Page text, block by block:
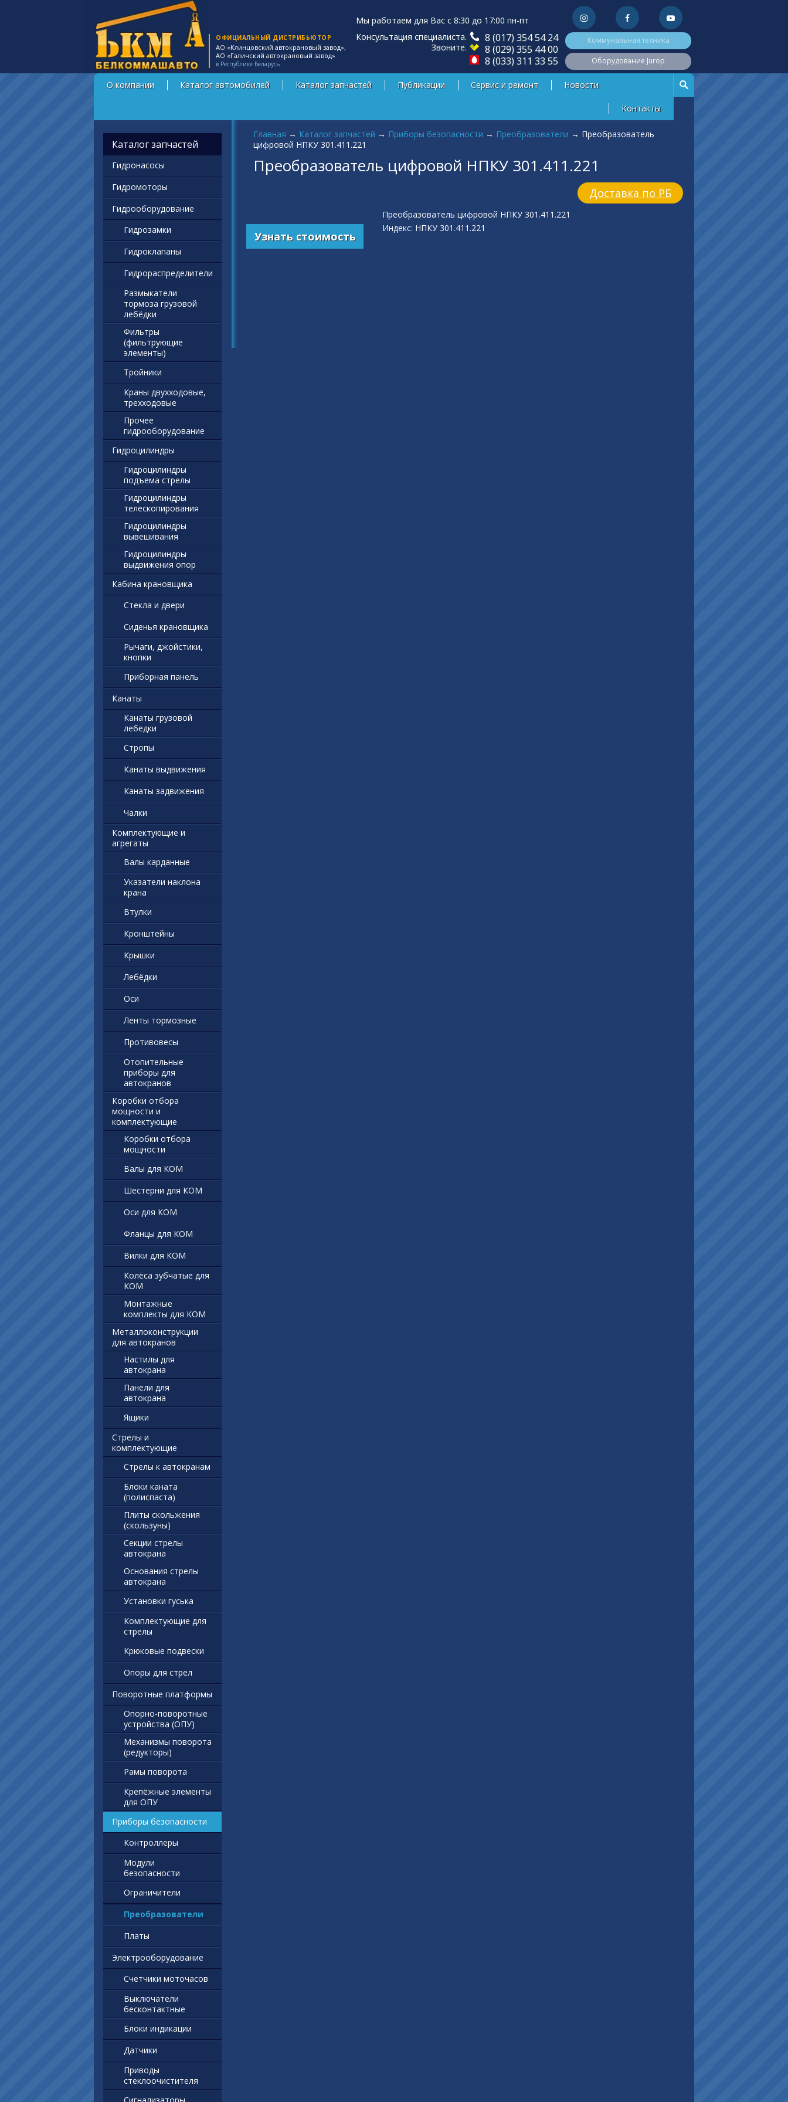
ОФИЦИАЛЬНЫЙ ДИСТРИБЬЮТОР
АО «Клинцовский автокрановый завод»,
АО «Галичский автокрановый завод»
в Республике Беларусь
Мы работаем для Вас с 8:30 до 17:00 пн-пт
Консультация специалиста.
Звоните.
8 (017) 354 54 24
8 (029) 355 44 00
8 (033) 311 33 55
Коммунальная техника
Оборудование Jurop
О компании Каталог автомобилей Каталог запчастей Публикации Сервис и ремонт Новости
Контакты
Главная → Каталог запчастей → Приборы безопасности → Преобразователи → Преобразователь
цифровой НПКУ 301.411.221
Преобразователь цифровой НПКУ 301.411.221
Доставка по РБ
Узнать стоимость
Преобразователь цифровой НПКУ 301.411.221
Индекс: НПКУ 301.411.221
Каталог запчастей
Гидронасосы
Гидромоторы
Гидрооборудование
Гидрозамки
Гидроклапаны
Гидрораспределители
Размыкатели
тормоза грузовой
лебёдки
Фильтры
(фильтрующие
элементы)
Тройники
Краны двухходовые,
трехходовые
Прочее
гидрооборудование
Гидроцилиндры
Гидроцилиндры
подъема стрелы
Гидроцилиндры
телескопирования
Гидроцилиндры
вывешивания
Гидроцилиндры
выдвижения опор
Кабина крановщика
Стекла и двери
Сиденья крановщика
Рычаги, джойстики,
кнопки
Приборная панель
Канаты
Канаты грузовой
лебедки
Стропы
Канаты выдвижения
Канаты задвижения
Чалки
Комплектующие и
агрегаты
Валы карданные
Указатели наклона
крана
Втулки
Кронштейны
Крышки
Лебёдки
Оси
Ленты тормозные
Противовесы
Отопительные
приборы для
автокранов
Коробки отбора
мощности и
комплектующие
Коробки отбора
мощности
Валы для КОМ
Шестерни для КОМ
Оси для КОМ
Фланцы для КОМ
Вилки для КОМ
Колёса зубчатые для
КОМ
Монтажные
комплекты для КОМ
Металлоконструкции
для автокранов
Настилы для
автокрана
Панели для
автокрана
Ящики
Стрелы и
комплектующие
Стрелы к автокранам
Блоки каната
(полиспаста)
Плиты скольжения
(скользуны)
Секции стрелы
автокрана
Основания стрелы
автокрана
Установки гуська
Комплектующие для
стрелы
Крюковые подвески
Опоры для стрел
Поворотные платформы
Опорно-поворотные
устройства (ОПУ)
Механизмы поворота
(редукторы)
Рамы поворота
Крепёжные элементы
для ОПУ
Приборы безопасности
Контроллеры
Модули
безопасности
Ограничители
Преобразователи
Платы
Электрооборудование
Счетчики моточасов
Выключатели
бесконтактные
Блоки индикации
Датчики
Приводы
стеклоочистителя